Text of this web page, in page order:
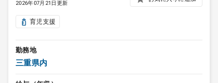
2026年07月21日更新
育児支援
勤務地
三重県内